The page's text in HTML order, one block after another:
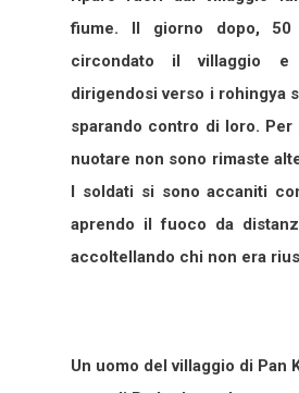
fiume. Il giorno dopo, 50
circondato il villaggio e
dirigendosi verso i rohingya
sparando contro di loro. Per
nuotare non sono rimaste
I soldati si sono accaniti
aprendo il fuoco da
accoltellando chi non era
Un uomo del villaggio di Pan